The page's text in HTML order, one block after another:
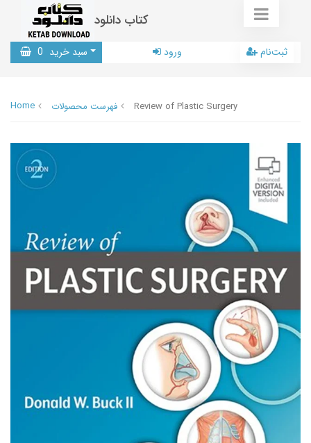
کتاب دانلود
سبد خرید 0 ورود ثبت‌نام
Home فهرست محصولات Review of Plastic Surgery